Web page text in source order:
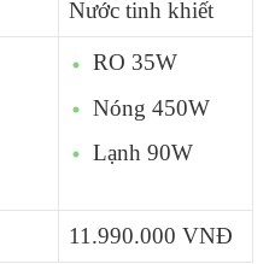
Nước tinh khiết
RO 35W
Nóng 450W
Lạnh 90W
11.990.000 VNĐ